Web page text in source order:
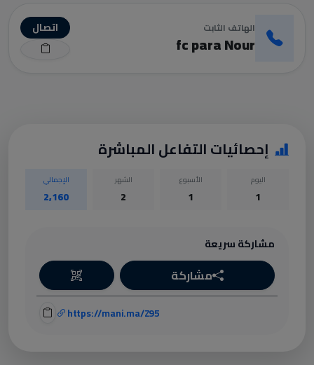
الهاتف الثابت
fc para Nour
اتصال
إحصائيات التفاعل المباشرة
اليوم
1
الأسبوع
1
الشهر
2
الإجمالي
2,160
مشاركة سريعة
مشاركة
https://mani.ma/Z95